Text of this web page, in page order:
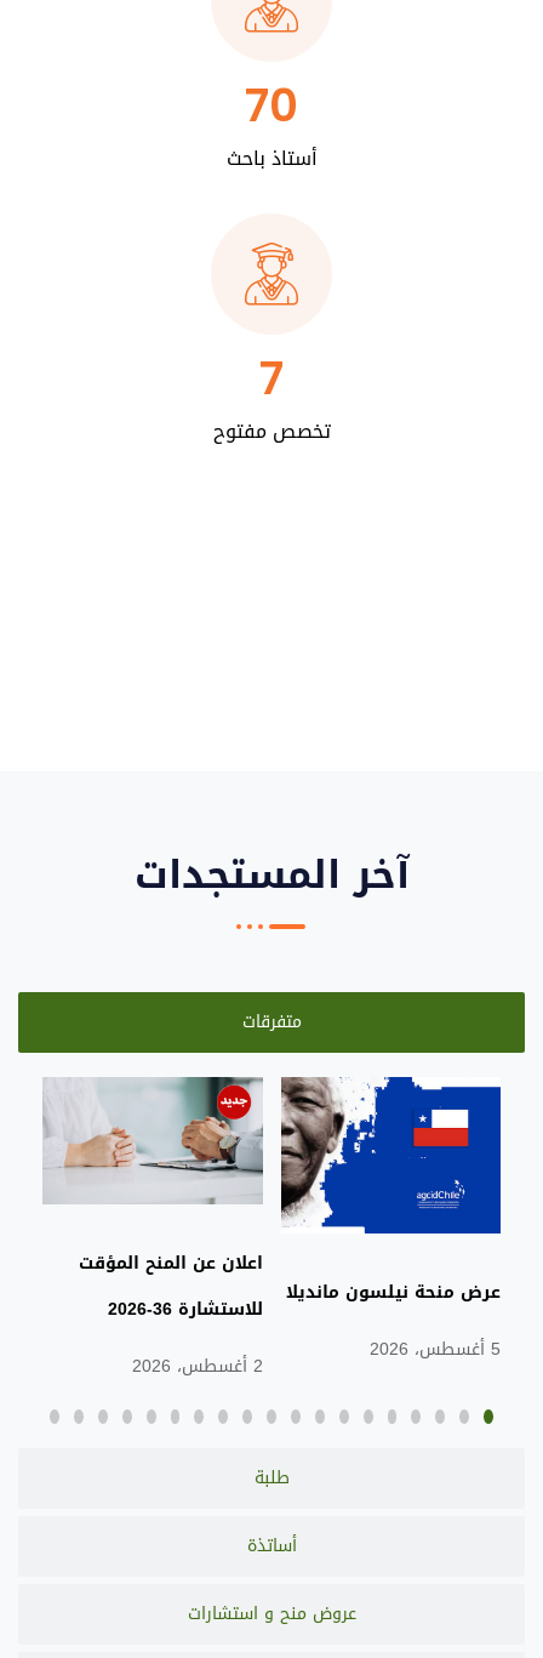
70
أستاذ باحث
7
تخصص مفتوح
آخر المستجدات
متفرقات
طلبة
أساتذة
عروض منح و استشارات
عرض منحة نيلسون مانديلا
5 أغسطس، 2026
اعلان عن المنح المؤقت
للاستشارة 36-2026
2 أغسطس، 2026